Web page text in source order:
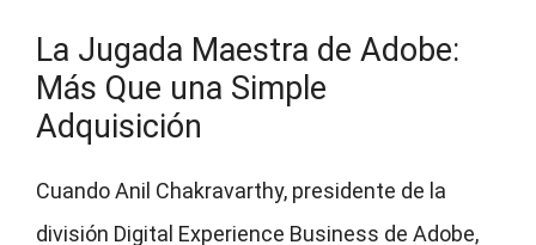
La Jugada Maestra de Adobe:
Más Que una Simple
Adquisición
Cuando Anil Chakravarthy, presidente de la
división Digital Experience Business de Adobe,